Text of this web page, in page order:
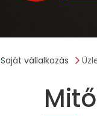
Saját vállalkozás